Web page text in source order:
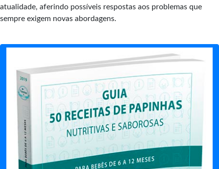
atualidade, aferindo possíveis respostas aos problemas que
sempre exigem novas abordagens.